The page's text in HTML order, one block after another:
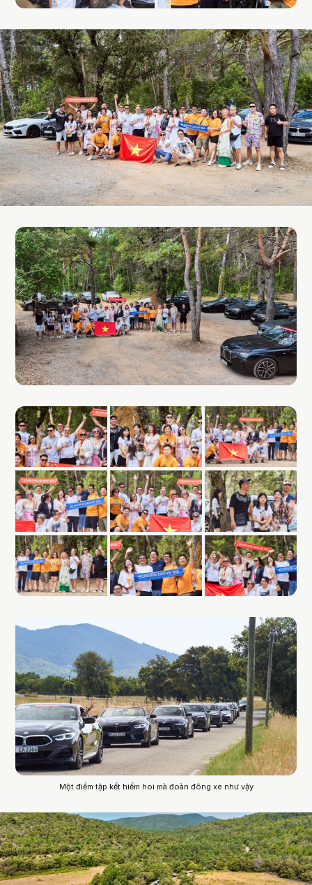
Một điểm tập kết hiếm hoi mà đoàn đông xe như vậy